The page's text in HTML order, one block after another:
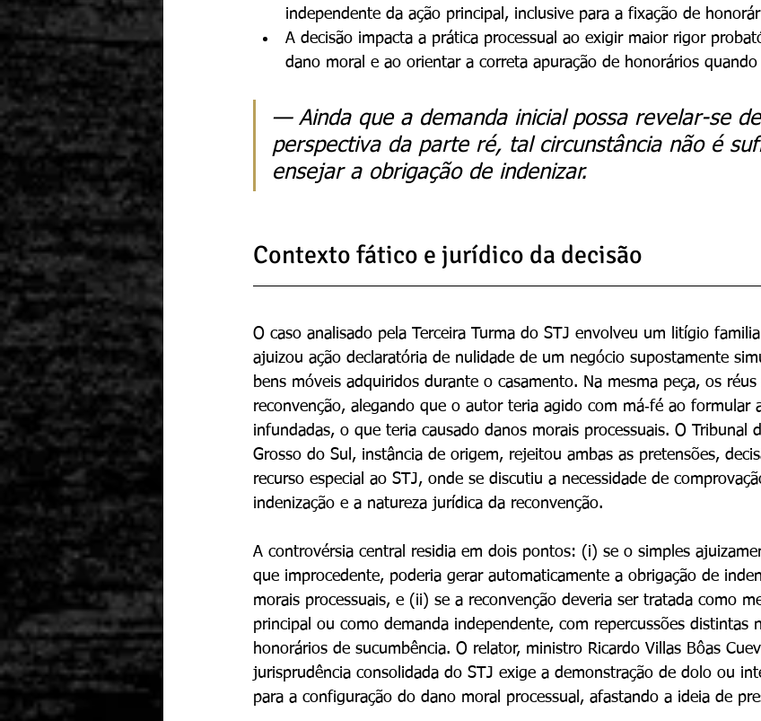
independente da ação principal, inclusive para a fixação de
A decisão impacta a prática processual ao exigir maior rigor
dano moral e ao orientar a correta apuração de honorários quando
— Ainda que a demanda inicial possa revelar-se
perspectiva da parte ré, tal circunstância não é
ensejar a obrigação de indenizar.
Contexto fático e jurídico da decisão
O caso analisado pela Terceira Turma do STJ envolveu um litígio
ajuizou ação declaratória de nulidade de um negócio supostamente
bens móveis adquiridos durante o casamento. Na mesma peça, os réus
reconvenção, alegando que o autor teria agido com má‑fé ao formular
infundadas, o que teria causado danos morais processuais. O Tribunal
Grosso do Sul, instância de origem, rejeitou ambas as pretensões,
recurso especial ao STJ, onde se discutiu a necessidade de
indenização e a natureza jurídica da reconvenção.
A controvérsia central residia em dois pontos: (i) se o simples
que improcedente, poderia gerar automaticamente a obrigação de
morais processuais, e (ii) se a reconvenção deveria ser tratada como
principal ou como demanda independente, com repercussões distintas
honorários de sucumbência. O relator, ministro Ricardo Villas Bôas
jurisprudência consolidada do STJ exige a demonstração de dolo ou
para a configuração do dano moral processual, afastando a ideia de